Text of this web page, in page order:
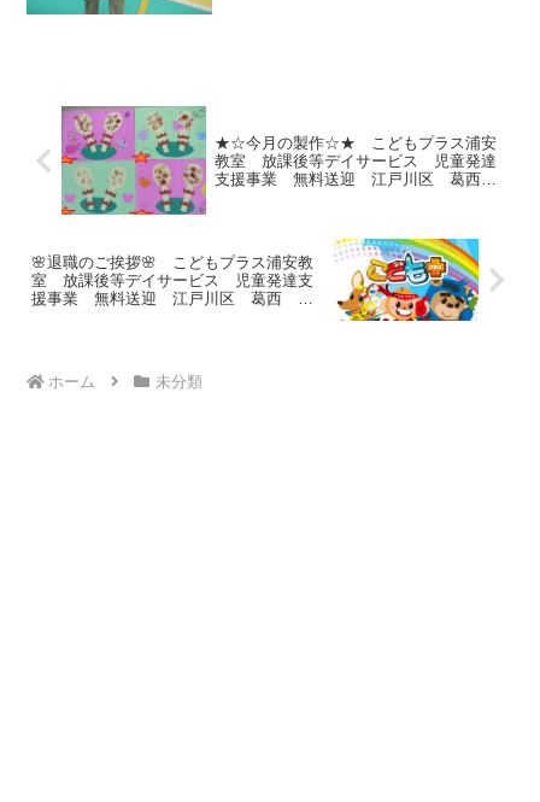
★☆今月の製作☆★ こどもプラス浦安
教室 放課後等デイサービス 児童発達
支援事業 無料送迎 江戸川区 葛西
🌸退職のご挨拶🌸 こどもプラス浦安教
室 放課後等デイサービス 児童発達支
援事業 無料送迎 江戸川区 葛西 浦
ホーム 未分類